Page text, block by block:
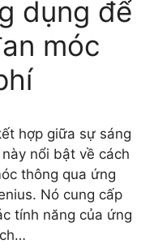
dụng để
móc
hợp giữa sự sáng
nổi bật về cách
thông qua ứng
Nó cung cấp
tính năng của ứng